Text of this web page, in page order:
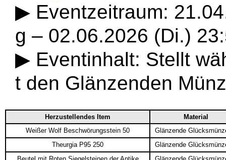
▶ Eventzeitraum:
g – 02.06.2026 (Di.)
▶ Eventinhalt: Stellt
t den Glänzenden
Herzustellendes Item
Material
Weißer Wolf Beschwörungsstein 50
Glänzende
Theurgia P95 250
Glänzende